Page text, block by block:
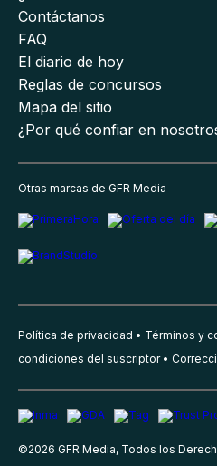
Contáctanos
FAQ
El diario de hoy
Reglas de concursos
Mapa del sitio
¿Por qué confiar en
Otras marcas de GFR Media
Política de privacidad Términos y
condiciones del suscriptor
©2026 GFR Media, Todos los